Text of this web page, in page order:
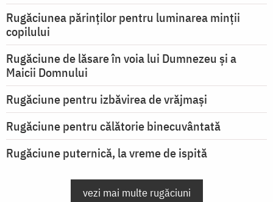
Rugăciunea părinților pentru luminarea minţii
copilului
Rugăciune de lăsare în voia lui Dumnezeu şi a
Maicii Domnului
Rugăciune pentru izbăvirea de vrăjmași
Rugăciune pentru călătorie binecuvântată
Rugăciune puternică, la vreme de ispită
vezi mai multe rugăciuni